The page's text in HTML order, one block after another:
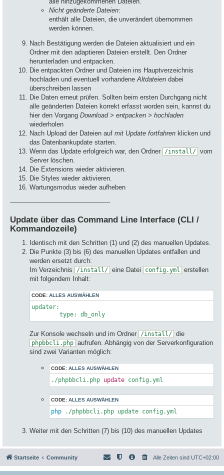
Nicht geänderte Dateien:
enthält alle Dateien, die unverändert übernommen
werden können.
Nach Bestätigung werden die Dateien aktualisiert und ein
Ordner mit den adaptieren Dateien erstellt. Den Ordner
herunterladen und entpacken.
Die entpackten Ordner und Dateien ins Hauptverzeichnis
hochladen und eventuell vorhandene Altdateien dabei
überschreiben lassen
Die Daten erneut prüfen. Sollten beim ersten Durchgang nicht
alle geänderten Dateien korrekt erfasst worden sein, kannst du
hier den Vorgang Download > entpacken > hochladen
wiederholen
Nach Upload der Dateien auf mit Update fortfahren klicken und
das Datenbankupdate starten.
Wenn das Update erfolgreich war, den Ordner
/install/ vom
Server löschen.
Die Extensions wieder aktivieren.
Die Styles wieder aktivieren.
Wartungsmodus wieder aufheben
--------------------------------------------------
Update über das Command Line Interface (CLI /
Kommandozeile)
Identisch mit den Schritten (1) und (2) des manuellen Updates.
Die Punkte (3) bis (6) des manuellen Updates entfallen und
werden ersetzt durch:
Im Verzeichnis
/install/ eine Datei config.yml
erstellen
mit folgendem Inhalt:
CODE: ALLES AUSWÄHLEN
updater:
type: db_only
Zur Konsole wechseln und im Ordner /install/ die
phpbbcli.php aufrufen. Abhängig von der Serverkonfiguration
sind zwei Varianten möglich:
CODE: ALLES AUSWÄHLEN
./phpbbcli.php update config.yml
CODE: ALLES AUSWÄHLEN
php ./phpbbcli.php update config.yml
Weiter mit den Schritten (7) bis (10) des manuellen Updates
Startseite Community Alle Zeiten sind UTC+02:00